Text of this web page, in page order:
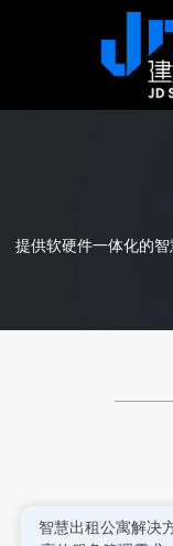
提供软硬件一体化的
智慧出租公寓解决